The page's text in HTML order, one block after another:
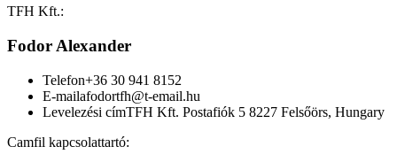
TFH Kft.:
Fodor Alexander
Telefon+36 30 941 8152
E-mailafodortfh@t-email.hu
Levelezési címTFH Kft. Postafiók 5 8227 Felsőörs, Hungary
Camfil kapcsolattartó: